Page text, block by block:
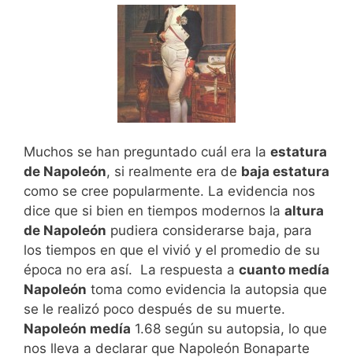
Muchos se han preguntado cuál era la estatura
de Napoleón, si realmente era de baja estatura
como se cree popularmente. La evidencia nos
dice que si bien en tiempos modernos la altura
de Napoleón pudiera considerarse baja, para
los tiempos en que el vivió y el promedio de su
época no era así. La respuesta a cuanto medía
Napoleón toma como evidencia la autopsia que
se le realizó poco después de su muerte.
Napoleón medía 1.68 según su autopsia, lo que
nos lleva a declarar que Napoleón Bonaparte